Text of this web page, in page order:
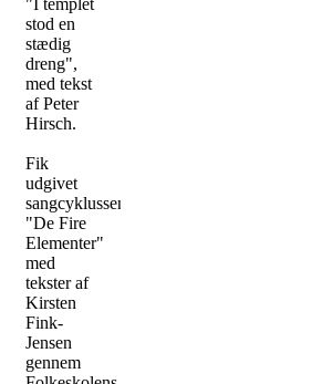
"I templet
stod en
stædig
dreng",
med tekst
af Peter
Hirsch.
Fik
udgivet
sangcyklussen
"De Fire
Elementer"
med
tekster af
Kirsten
Fink-
Jensen
gennem